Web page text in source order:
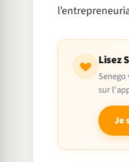
Lisez
sur
Je